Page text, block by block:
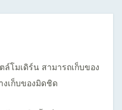
ล์โมเดิร์น สามารถเก็บของ
เก็บของมิดชิด